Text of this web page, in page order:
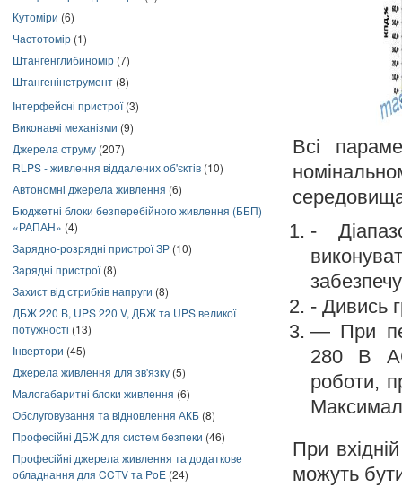
Кутоміри (6)
Частотомір (1)
Штангенглибиномір (7)
Штангенінструмент (8)
Інтерфейсні пристрої(3)
Виконавчі механізми (9)
Джерела струму (207)
RLPS - живлення віддалених об'єктів (10)
Автономні джерела живлення (6)
Бюджетні блоки безперебійного живлення (ББП)
«РАПАН» (4)
Зарядно-розрядні пристрої ЗР (10)
Зарядні пристрої(8)
Захист від стрибків напруги (8)
ДБЖ 220 В, UPS 220 V, ДБЖ та UPS великої
потужності (13)
Інвертори (45)
Джерела живлення для зв'язку (5)
Малогабаритні блоки живлення (6)
Обслуговування та відновлення АКБ (8)
Професійні ДБЖ для систем безпеки (46)
Професійні джерела живлення та додаткове
обладнання для CCTV та PoE (24)
Всі
-
- Дивись
— При
280 В
роботи,
При
можуть